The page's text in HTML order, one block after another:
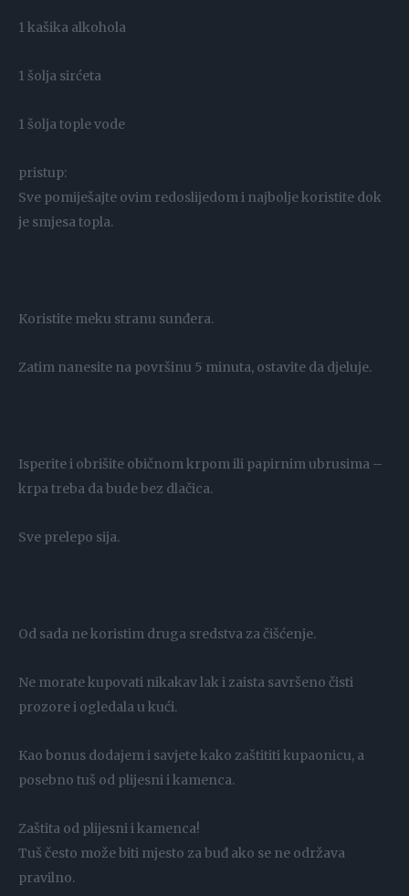
1 kašika alkohola
1 šolja sirćeta
1 šolja tople vode
pristup:
Sve pomiješajte ovim redoslijedom i najbolje koristite dok
je smjesa topla.
Koristite meku stranu sunđera.
Zatim nanesite na površinu 5 minuta, ostavite da djeluje.
Isperite i obrišite običnom krpom ili papirnim ubrusima –
krpa treba da bude bez dlačica.
Sve prelepo sija.
Od sada ne koristim druga sredstva za čišćenje.
Ne morate kupovati nikakav lak i zaista savršeno čisti
prozore i ogledala u kući.
Kao bonus dodajem i savjete kako zaštititi kupaonicu, a
posebno tuš od plijesni i kamenca.
Zaštita od plijesni i kamenca!
Tuš često može biti mjesto za buđ ako se ne održava
pravilno.